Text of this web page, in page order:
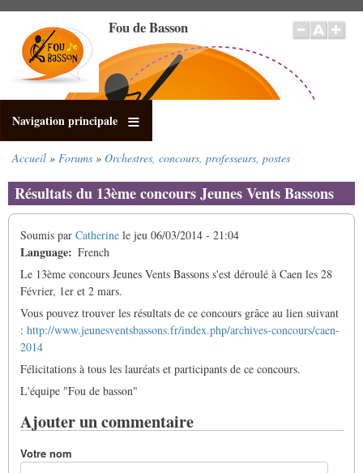
contenu
principal
Fou de Basson
Navigation principale
d'Ariane
Accueil Forums Orchestres, concours, professeurs, postes
Résultats du 13ème concours Jeunes Vents Bassons
Soumis par Catherine le jeu 06/03/2014 - 21:04
Language
French
Le 13ème concours Jeunes Vents Bassons s'est déroulé à Caen les 28
Février, 1er et 2 mars.
Vous pouvez trouver les résultats de ce concours grâce au lien suivant
: http://www.jeunesventsbassons.fr/index.php/archives-concours/caen-
2014
Félicitations à tous les lauréats et participants de ce concours.
L'équipe "Fou de basson"
Ajouter un commentaire
Votre nom